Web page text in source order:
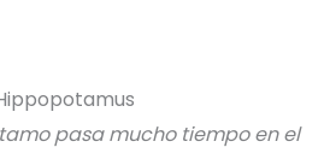
pasa mucho tiempo en el